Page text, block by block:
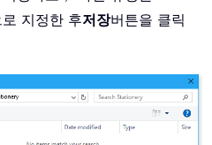
로 지정한 후저장버튼을 클릭